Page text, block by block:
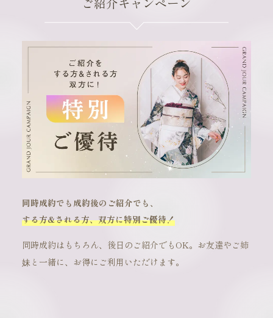
ご紹介キャンペーン
同時成約でも成約後のご紹介でも、
する方&される方、双方に特別ご優待！
同時成約はもちろん、後日のご紹介でもOK。お友達やご姉
妹と一緒に、お得にご利用いただけます。